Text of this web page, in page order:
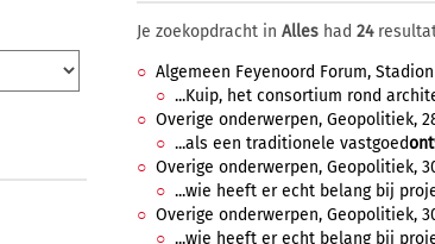
Je zoekopdracht in Alles had 24
Algemeen Feyenoord Forum,
...Kuip, het consortium rond
Overige onderwerpen, Geopolitiek,
...als een traditionele vastgoed
Overige onderwerpen, Geopolitiek,
...wie heeft er echt belang bij
Overige onderwerpen, Geopolitiek,
...wie heeft er echt belang bij